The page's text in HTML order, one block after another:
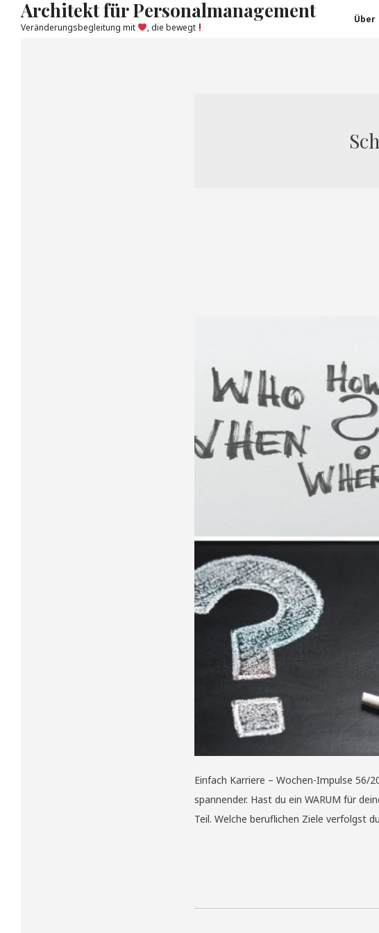
Architekt für Personalmanagement
Veränderungsbegleitung mit , die bewegt
Über
Einfach Karriere – Wochen-Impulse 56/
spannender. Hast du ein WARUM für
Teil. Welche beruflichen Ziele verfolgst